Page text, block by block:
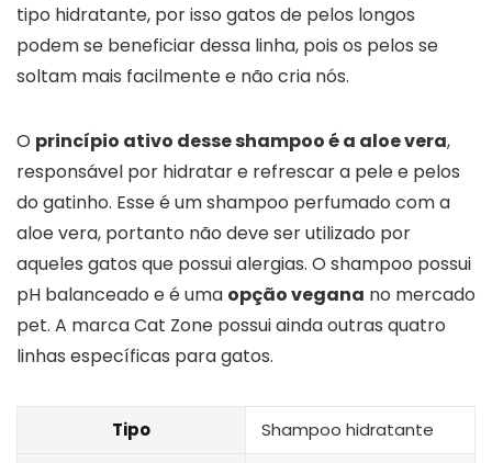
tipo hidratante, por isso gatos de pelos longos
podem se beneficiar dessa linha, pois os pelos se
soltam mais facilmente e não cria nós.
O princípio ativo desse shampoo é a aloe vera,
responsável por hidratar e refrescar a pele e pelos
do gatinho. Esse é um shampoo perfumado com a
aloe vera, portanto não deve ser utilizado por
aqueles gatos que possui alergias. O shampoo possui
pH balanceado e é uma opção vegana no mercado
pet. A marca Cat Zone possui ainda outras quatro
linhas específicas para gatos.
Tipo Shampoo hidratante